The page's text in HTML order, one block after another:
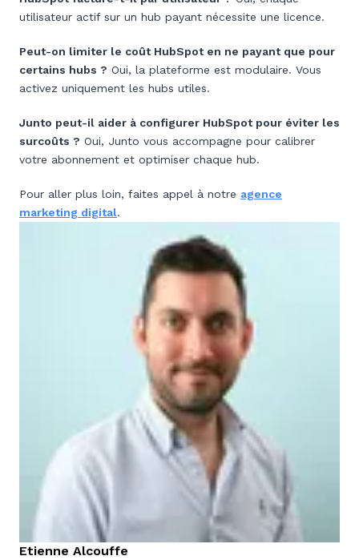
utilisateur actif sur un hub payant nécessite une licence.
Peut-on limiter le coût HubSpot en ne payant que pour
certains hubs ? Oui, la plateforme est modulaire. Vous
activez uniquement les hubs utiles.
Junto peut-il aider à configurer HubSpot pour éviter les
surcoûts ? Oui, Junto vous accompagne pour calibrer
votre abonnement et optimiser chaque hub.
Pour aller plus loin, faites appel à notre agence
marketing digital.
Etienne Alcouffe